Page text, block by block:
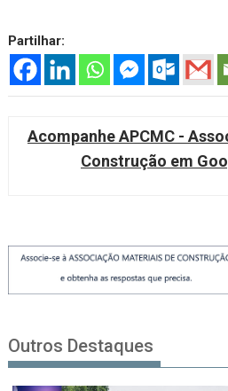
Partilhar:
Acompanhe APCMC -
Construção em
Outros Destaques